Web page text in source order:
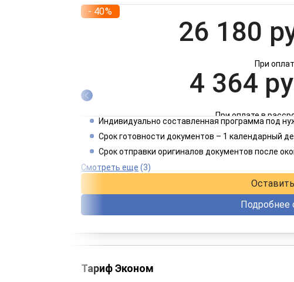
- 40%
26 180
При
4 364
При оплате в
2 182
Индивидуально составленная программа под
Срок готовности документов – 1 календарный
Срок отправки оригиналов документов после
Смотреть еще (3)
Подробнее
Тариф Эконом